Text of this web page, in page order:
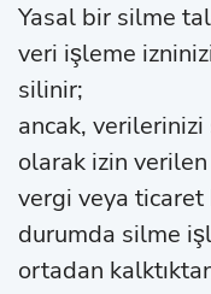
Yasal bir silme
veri işleme
silinir;
ancak,
olarak izin
vergi veya
durumda silme
ortadan